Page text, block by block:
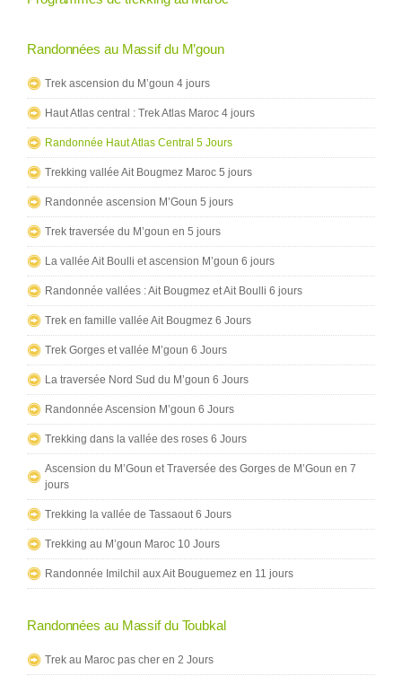
Randonnées au Massif du M’goun
Trek ascension du M’goun 4 jours
Haut Atlas central : Trek Atlas Maroc 4 jours
Randonnée Haut Atlas Central 5 Jours
Trekking vallée Ait Bougmez Maroc 5 jours
Randonnée ascension M’Goun 5 jours
Trek traversée du M’goun en 5 jours
La vallée Ait Boulli et ascension M’goun 6 jours
Randonnée vallées : Ait Bougmez et Ait Boulli 6 jours
Trek en famille vallée Ait Bougmez 6 Jours
Trek Gorges et vallée M’goun 6 Jours
La traversée Nord Sud du M’goun 6 Jours
Randonnée Ascension M’goun 6 Jours
Trekking dans la vallée des roses 6 Jours
Ascension du M’Goun et Traversée des Gorges de M’Goun en 7
jours
Trekking la vallée de Tassaout 6 Jours
Trekking au M’goun Maroc 10 Jours
Randonnée Imilchil aux Ait Bouguemez en 11 jours
Randonnées au Massif du Toubkal
Trek au Maroc pas cher en 2 Jours